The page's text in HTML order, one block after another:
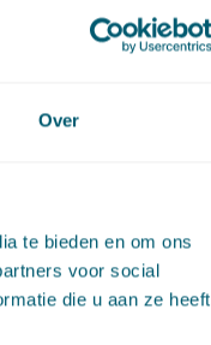
Over
te bieden en om ons
voor social
die u aan ze heeft